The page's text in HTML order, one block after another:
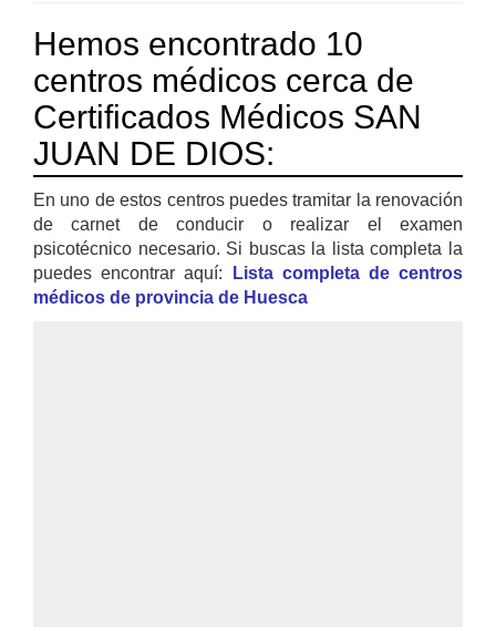
Hemos encontrado 10
centros médicos cerca de
Certificados Médicos SAN
JUAN DE DIOS:
En uno de estos centros puedes tramitar la renovación
de carnet de conducir o realizar el examen
psicotécnico necesario. Si buscas la lista completa la
puedes encontrar aquí:
Lista completa de centros
médicos de provincia de Huesca